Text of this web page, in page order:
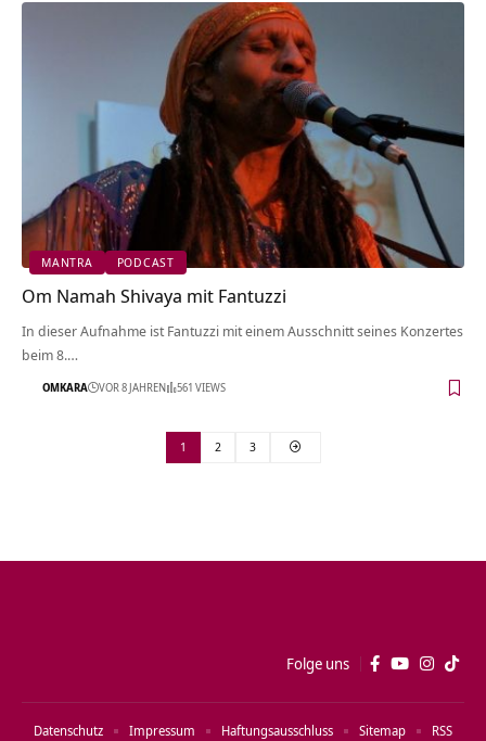
MANTRA PODCAST
Om Namah Shivaya mit Fantuzzi
In dieser Aufnahme ist Fantuzzi mit einem Ausschnitt seines Konzertes
beim 8.…
OMKARA VOR 8 JAHREN 561 VIEWS
1 2 3
Folge uns
Datenschutz Impressum Haftungsausschluss Sitemap RSS